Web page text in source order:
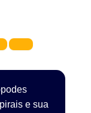
e sua